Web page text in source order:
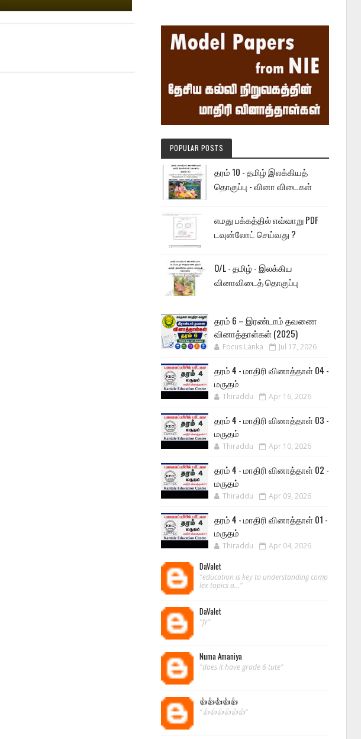
POPULAR POSTS
தரம் 10 - தமிழ் இலக்கியத்
தொகுப்பு - வினா விடைகள்
எமது பக்கத்தில் எவ்வாறு PDF
டவுன்லோட் செய்வது ?
O/L - தமிழ் - இலக்கிய
வினாவிடைத் தொகுப்பு
தரம் 6 – இரண்டாம் தவணை
வினாத்தாள்கள் (2025)
Focus Lanka Jul 17, 2026
தரம் 4 - மாதிரி வினாத்தாள் 04 -
மருதம்
Thiraddu Apr 16, 2026
தரம் 4 - மாதிரி வினாத்தாள் 03 -
மருதம்
Thiraddu Apr 10, 2026
தரம் 4 - மாதிரி வினாத்தாள் 02 -
மருதம்
Thiraddu Apr 09, 2026
தரம் 4 - மாதிரி வினாத்தாள் 01 -
மருதம்
Thiraddu Apr 04, 2026
DaValet
"education is key to understanding comp
lex topics a..."
DaValet
"fr"
Numa Amaniya
"does it have grade 6 tute"
👍👍👍👍👍
"👍👍👍👍👍👍"